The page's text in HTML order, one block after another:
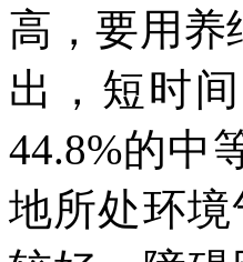
高，要用养
出，短时
44.8%的中
地所处环